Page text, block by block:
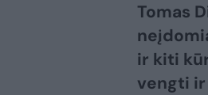
Tomas
ir kiti
vengti